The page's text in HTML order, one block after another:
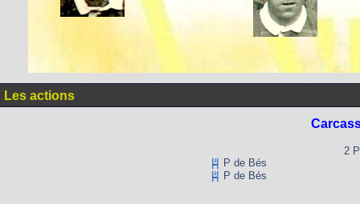
Les actions
2 P
P de Bés
P de Bés